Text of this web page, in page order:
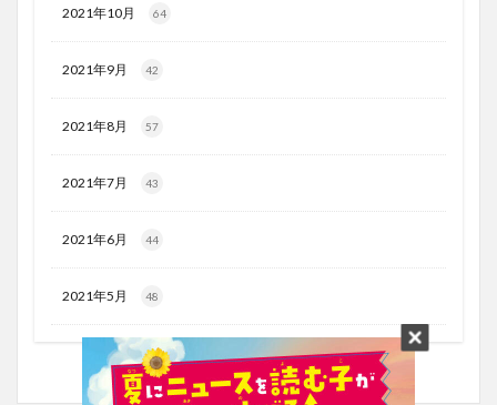
2021年10月 64
2021年9月 42
2021年8月 57
2021年7月 43
2021年6月 44
2021年5月 48